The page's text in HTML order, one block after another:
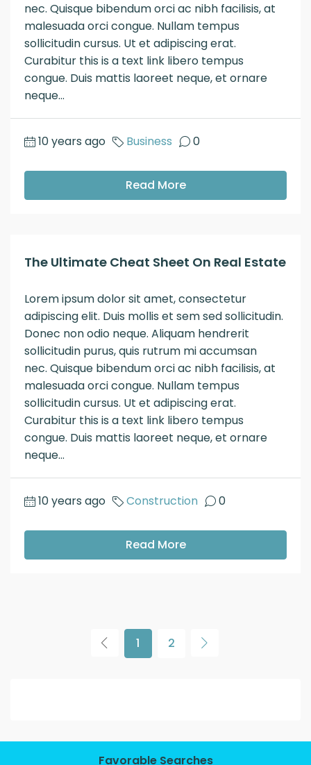
nec. Quisque bibendum orci ac nibh facilisis, at
malesuada orci congue. Nullam tempus
sollicitudin cursus. Ut et adipiscing erat.
Curabitur this is a text link libero tempus
congue. Duis mattis laoreet neque, et ornare
neque...
10 years ago Business 0
Read More
The Ultimate Cheat Sheet On Real Estate
Lorem ipsum dolor sit amet, consectetur
adipiscing elit. Duis mollis et sem sed sollicitudin.
Donec non odio neque. Aliquam hendrerit
sollicitudin purus, quis rutrum mi accumsan
nec. Quisque bibendum orci ac nibh facilisis, at
malesuada orci congue. Nullam tempus
sollicitudin cursus. Ut et adipiscing erat.
Curabitur this is a text link libero tempus
congue. Duis mattis laoreet neque, et ornare
neque...
10 years ago Construction 0
Read More
1 2
Favorable Searches